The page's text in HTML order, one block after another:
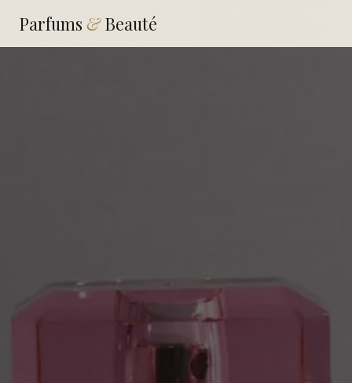
Parfums &Beauté